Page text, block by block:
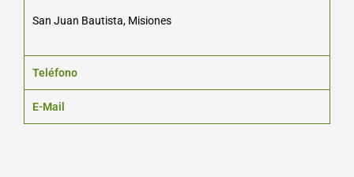
San Juan Bautista, Misiones
Teléfono
E-Mail